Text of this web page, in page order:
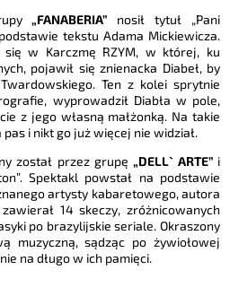
„FANABERIA” nosił tytuł „Pani
tekstu Adama Mickiewicza.
się w Karczmę RZYM, w której, ku
pojawił się znienacka Diabeł, by
Ten z kolei sprytnie
wyprowadził Diabła w pole,
z jego własną małżonką. Na takie
pas i nikt go już więcej nie widział.
został przez grupę „DELL` ARTE”i
Spektakl powstał na podstawie
artysty kabaretowego, autora
14 skeczy, zróżnicowanych
po brazylijskie seriale. Okraszony
muzyczną, sądząc po żywiołowej
na długo w ich pamięci.